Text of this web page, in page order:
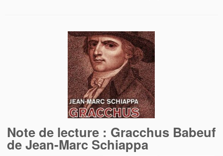
Note de lecture : Gracchus Babeuf
de Jean-Marc Schiappa